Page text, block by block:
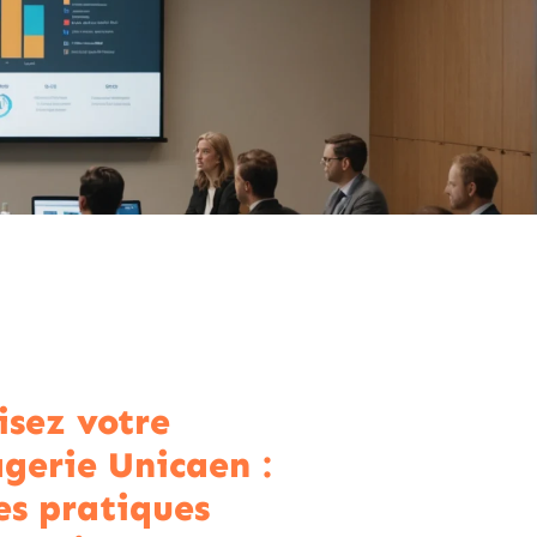
votre
Unicaen :
pratiques